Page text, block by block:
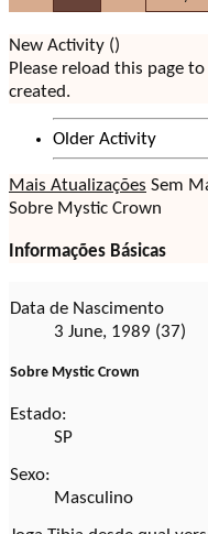
New Activity ()
Please reload this page
created.
Older Activity
Mais Atualizações Sem
Sobre Mystic Crown
Informações Básicas
Data de Nascimento
3 June, 1989 (37)
Sobre Mystic Crown
Estado:
SP
Sexo:
Masculino